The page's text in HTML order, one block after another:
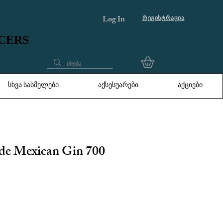
Log In რეგისტრაცია
Mexican Gin 700
სხვა სასმელები აქსესუარები აქციები